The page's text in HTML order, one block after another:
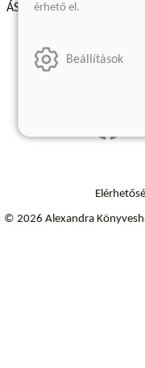
ÁSZF - Vásárlási feltételek
Szállítási
© 2026 Alexandra
érhető el.
Beállítások